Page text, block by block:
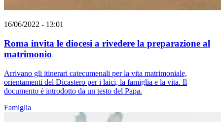
16/06/2022 - 13:01
Roma invita le diocesi a rivedere la preparazione al
matrimonio
Arrivano gli itinerari catecumenali per la vita matrimoniale,
orientamenti del Dicastero per i laici, la famiglia e la vita. Il
documento è introdotto da un testo del Papa.
Famiglia